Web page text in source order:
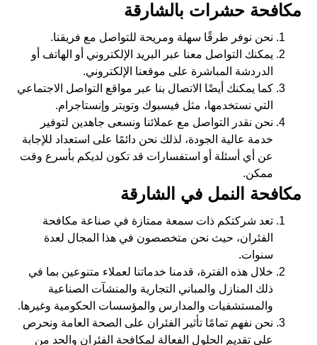
مكافحة حشرات بالشارقة
نحن نوفر طرقًا سهلة ومريحة للتواصل مع فريقنا.
يمكنك التواصل معنا عبر البريد الإلكتروني أو الهاتف أو
الدردشة المباشرة على موقعنا الإلكتروني.
كما يمكنك أيضًا الاتصال بنا عبر مواقع التواصل الاجتماعي
التي نستخدمها، مثل فيسبوك وتويتر وإنستاجرام.
نحن نقدر التواصل مع عملائنا ونسعى جاهدين لتوفير
خدمة عالية الجودة، لذلك نحن دائمًا على استعداد للإجابة
عن أي أسئلة أو استفسارات قد تكون لديكم بأسرع وقت
ممكن.
مكافحة النمل في الشارقة
تعد شركتكم ذات سمعة ممتازة في صناعة مكافحة
الفئران، حيث نحن متخصصون في هذا المجال لعدة
سنوات.
خلال هذه الفترة، قدمنا خدماتنا لعملاء متنوعين بما في
ذلك المنازل والمباني التجارية والمنشآت الصناعية
والمستشفيات والمدارس والمؤسسات الحكومية وغيرها.
نحن نفهم تمامًا تأثير الفئران على الصحة العامة ونحرص
على تقديم الحلول الفعالة لمكافحة الفئران والحد من